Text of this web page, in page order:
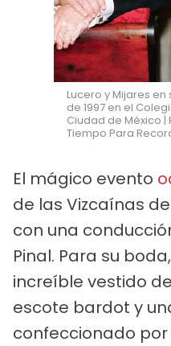
Lucero y Mijares
de 1997 en el
Ciudad de México |
Tiempo Para
El mágico evento
de las Vizcaínas
con una
Pinal. Para su
increíble vestido
escote bardot y
confeccionado por